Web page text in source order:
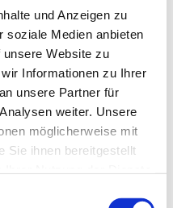
und Anzeigen zu
soziale Medien anbieten
Website zu
Informationen zu Ihrer
unsere Partner für
weiter. Unsere
möglicherweise mit
Sie ihnen bereitgestellt